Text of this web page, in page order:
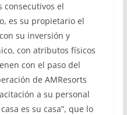
consecutivos el
es su propietario el
su inversión y
con atributos físicos
con el paso del
de AMResorts
a su personal
es su casa”, que lo